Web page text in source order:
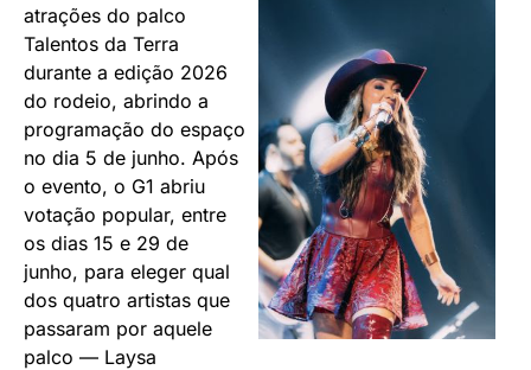
atrações do palco
Talentos da Terra
durante a edição 2026
do rodeio, abrindo a
programação do espaço
no dia 5 de junho. Após
o evento, o G1 abriu
votação popular, entre
os dias 15 e 29 de
junho, para eleger qual
dos quatro artistas que
passaram por aquele
palco — Laysa